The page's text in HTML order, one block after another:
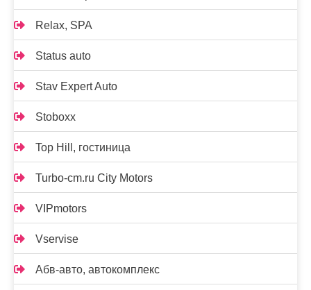
Relax, SPA
Status auto
Stav Expert Auto
Stoboxx
Top Hill, гостиница
Turbo-cm.ru City Motors
VIPmotors
Vservise
Абв-авто, автокомплекс